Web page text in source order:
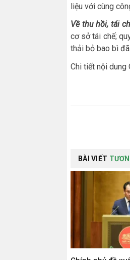
liệu với cùng
Về thu hồi, tái
cơ sở tái chế;
thải bỏ bao bì
Chi tiết nội dung
BÀI VIẾT